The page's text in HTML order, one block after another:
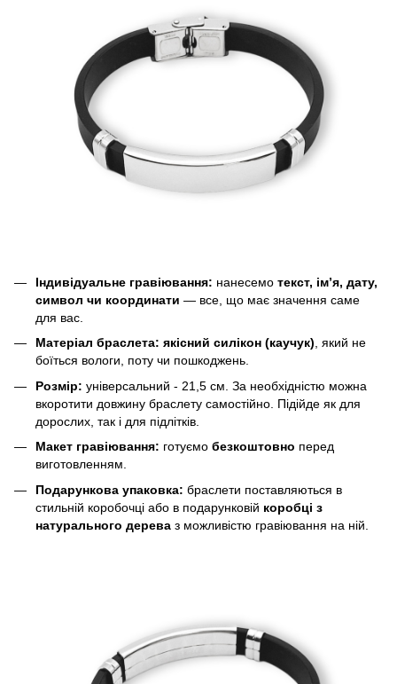
Індивідуальне гравіювання: нанесемо текст, ім’я, дату,
символ чи координати — все, що має значення саме
для вас.
Матеріал браслета: якісний силікон (каучук), який не
боїться вологи, поту чи пошкоджень.
Розмір: універсальний - 21,5 см. За необхідністю можна
вкоротити довжину браслету самостійно. Підійде як для
дорослих, так і для підлітків.
Макет гравіювання: готуємо безкоштовно перед
виготовленням.
Подарункова упаковка: браслети поставляються в
стильній коробочці або в подарунковій коробці з
натурального дерева з можливістю гравіювання на ній.